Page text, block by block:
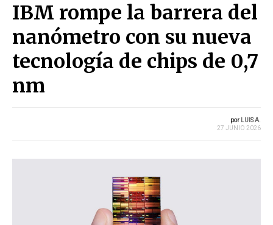
IBM rompe la barrera del
nanómetro con su nueva
tecnología de chips de 0,7
nm
por LUIS A.
27 JUNIO 2026